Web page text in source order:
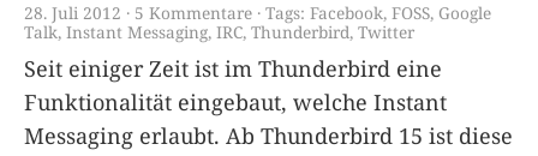
28. Juli 2012 5 Kommentare Tags: Facebook, FOSS, Google
Talk, Instant Messaging, IRC, Thunderbird, Twitter
Seit einiger Zeit ist im Thunderbird eine
Funktionalität eingebaut, welche Instant
Messaging erlaubt. Ab Thunderbird 15 ist diese